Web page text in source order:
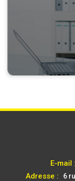
E-mail :
Adresse : 6